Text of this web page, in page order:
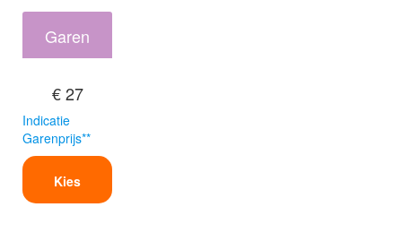
Garen
€ 27
Indicatie
Garenprijs**
Kies